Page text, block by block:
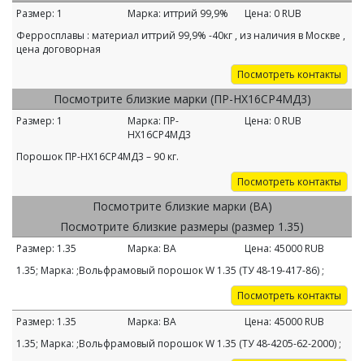
Размер: 1 Марка: иттрий 99,9% Цена: 0 RUB
Ферросплавы : материал иттрий 99,9% -40кг , из наличия в Москве ,
цена договорная
Посмотреть контакты
Посмотрите близкие марки (ПР-НХ16СР4МД3)
Размер: 1 Марка: ПР-
НХ16СР4МД3
Цена: 0 RUB
Порошок ПР-НХ16СР4МД3 – 90 кг.
Посмотреть контакты
Посмотрите близкие марки (ВА)
Посмотрите близкие размеры (размер 1.35)
Размер: 1.35 Марка: ВА Цена: 45000 RUB
1.35; Марка: ;Вольфрамовый порошок W 1.35 (ТУ 48-19-417-86) ;
Посмотреть контакты
Размер: 1.35 Марка: ВА Цена: 45000 RUB
1.35; Марка: ;Вольфрамовый порошок W 1.35 (ТУ 48-4205-62-2000) ;